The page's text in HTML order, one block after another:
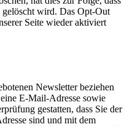
wird. Das Opt-Out
Seite wieder aktiviert
Newsletter beziehen
E-Mail-Adresse sowie
gestatten, dass Sie der
sind und mit dem